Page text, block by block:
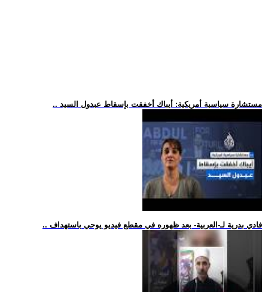
.. مستشارة سياسية أمريكية: أيباك أخفقت بإسقاط عبدول السيد
.. فادي بدرية لـ-العربية- بعد ظهوره في مقطع فيديو يوحي باستهداف